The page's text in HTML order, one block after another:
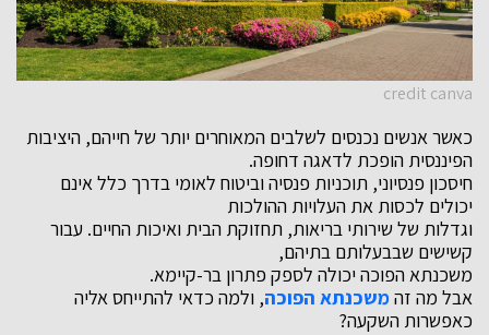
credit canva
כאשר אנשים נכנסים לשלבים המאוחרים יותר של חייהם, היציבות
הפיננסית הופכת לדאגה דחופה.
חיסכון פנסיוני, תוכניות פנסיה וביטוח לאומי בדרך כלל אינם
יכולים לכסות את העלויות ההולכות
וגדלות של שירותי בריאות, תחזוקת הבית ואיכות החיים. עבור
קשישים שבבעלותם בתיהם,
משכנתא הפוכה יכולה לספק פתרון בר-קיימא.
אבל מה זהמשכנתא הפוכה, ולמה כדאי להתייחס אליה
כאפשרות השקעה?